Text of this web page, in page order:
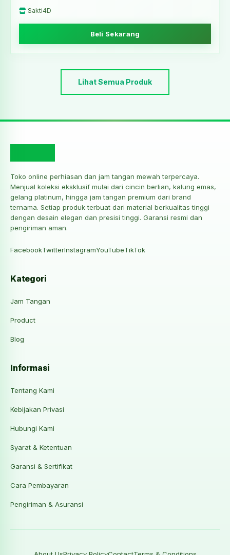
Sakti4D
Beli Sekarang
Lihat Semua Produk
Toko online perhiasan dan jam tangan mewah terpercaya.
Menjual koleksi eksklusif mulai dari cincin berlian, kalung emas,
gelang platinum, hingga jam tangan premium dari brand
ternama. Setiap produk terbuat dari material berkualitas tinggi
dengan desain elegan dan presisi tinggi. Garansi resmi dan
pengiriman aman.
FacebookTwitterInstagramYouTubeTikTok
Kategori
Jam Tangan
Product
Blog
Informasi
Tentang Kami
Kebijakan Privasi
Hubungi Kami
Syarat & Ketentuan
Garansi & Sertifikat
Cara Pembayaran
Pengiriman & Asuransi